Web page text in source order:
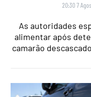
20:30 7
As autoridades
alimentar após
camarão